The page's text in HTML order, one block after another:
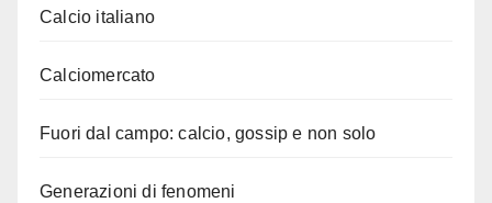
Calcio italiano
Calciomercato
Fuori dal campo: calcio, gossip e non solo
Generazioni di fenomeni